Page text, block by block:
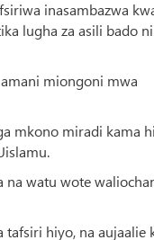
inasambazwa
lugha za asili bado ni
miongoni mwa
mkono miradi kama
na watu wote
hiyo, na aujaalie